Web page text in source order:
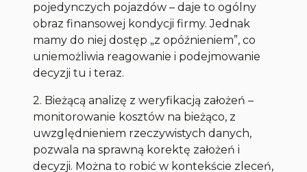
pojedynczych pojazdów – daje to ogólny
obraz finansowej kondycji firmy. Jednak
mamy do niej dostęp „z opóźnieniem”, co
uniemożliwia reagowanie i podejmowanie
decyzji tu i teraz.
2. Bieżącą analizę z weryfikacją założeń –
monitorowanie kosztów na bieżąco, z
uwzględnieniem rzeczywistych danych,
pozwala na sprawną korektę założeń i
decyzji. Można to robić w kontekście zleceń,